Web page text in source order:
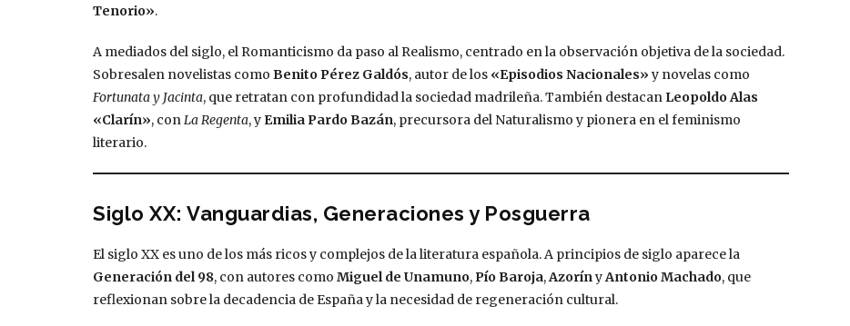
Tenorio».
A mediados del siglo, el Romanticismo da paso al Realismo, centrado en la observación objetiva de la sociedad.
Sobresalen novelistas como Benito Pérez Galdós, autor de los «Episodios Nacionales»y novelas como
Fortunata y Jacinta, que retratan con profundidad la sociedad madrileña. También destacan Leopoldo Alas
«Clarín», conLa Regenta, y Emilia Pardo Bazán, precursora del Naturalismo y pionera en el feminismo
literario.
Siglo XX: Vanguardias, Generaciones y Posguerra
El siglo XX es uno de los más ricos y complejos de la literatura española. A principios de siglo aparece la
Generación del 98, con autores como Miguel de Unamuno, Pío Baroja,AzorínyAntonio Machado, que
reflexionan sobre la decadencia de España y la necesidad de regeneración cultural.